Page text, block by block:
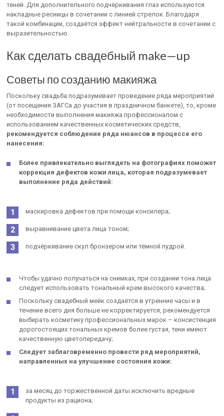
теней. Для дополнительного подчёркивания глаз используются
накладные ресницы в сочетании с линией стрелок. Благодаря
такой комбинации, создаётся эффект нейтральности в сочетании с
выразительностью.
Как сделать свадебный make—up
Советы по созданию макияжа
Поскольку свадьба подразумевает проведение ряда мероприятий
(от посещения ЗАГСа до участия в праздничном банкете), то, кроме
необходимости выполнения макияжа профессионалом с
использованием качественных косметических средств,
рекомендуется соблюдение ряда нюансов в процессе его
нанесения:
Более привлекательно выглядеть на фотографиях поможет
коррекция дефектов кожи лица, которая подразумевает
выполнение ряда действий:
маскировка дефектов при помощи консилера;
выравнивание цвета лица тоном;
подчёркивание скул бронзером или тёмной пудрой.
Чтобы удачно получаться на снимках, при создании тона лица
следует использовать тональный крем высокого качества;
Поскольку свадебный мейк создаётся в утренние часы и в
течение всего дня больше не корректируется, рекомендуется
выбирать косметику профессиональных марок – консистенция
дорогостоящих тональных кремов более густая, тени имеют
качественную цветопередачу;
Следует заблаговременно провести ряд мероприятий,
направленных на улучшение состояния кожи:
за месяц до торжественной даты исключить вредные
продукты из рациона;